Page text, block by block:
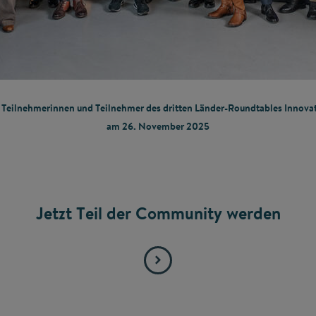
und Teilnehmer des dritten Länder-Roundtables
am 26. November 2025
Jetzt Teil der Community werden